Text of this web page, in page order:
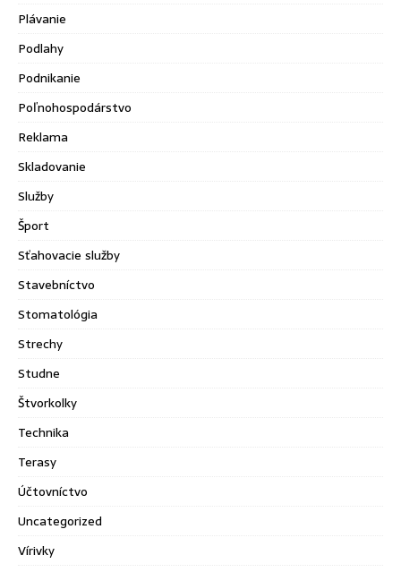
Plávanie
Podlahy
Podnikanie
Poľnohospodárstvo
Reklama
Skladovanie
Služby
Šport
Sťahovacie služby
Stavebníctvo
Stomatológia
Strechy
Studne
Štvorkolky
Technika
Terasy
Účtovníctvo
Uncategorized
Vírivky